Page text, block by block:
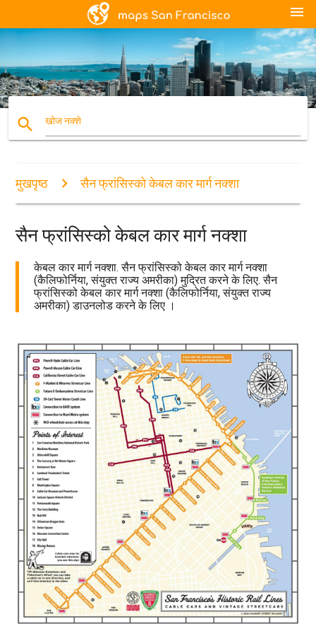
menu
search खोज नक्शे
मुखपृष्ठ सैन फ्रांसिस्को केबल कार मार्ग नक्शा
सैन फ्रांसिस्को केबल कार मार्ग नक्शा
केबल कार मार्ग नक्शा. सैन फ्रांसिस्को केबल कार मार्ग नक्शा
(कैलिफोर्निया, संयुक्त राज्य अमरीका) मुद्रित करने के लिए. सैन
फ्रांसिस्को केबल कार मार्ग नक्शा (कैलिफोर्निया, संयुक्त राज्य
अमरीका) डाउनलोड करने के लिए ।